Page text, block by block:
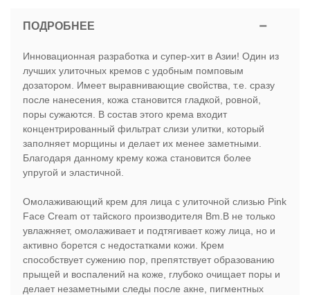
ПОДРОБНЕЕ
Инновационная разработка и супер-хит в Азии! Один из
лучших улиточных кремов с удобным помповым
дозатором. Имеет выравнивающие свойства, т.е. сразу
после нанесения, кожа становится гладкой, ровной,
поры сужаются. В состав этого крема входит
концентрированный фильтрат слизи улитки, который
заполняет морщины и делает их менее заметными.
Благодаря данному крему кожа становится более
упругой и эластичной.
Омолаживающий крем для лица с улиточной слизью Pink
Face Cream от тайского производителя Bm.B не только
увлажняет, омолаживает и подтягивает кожу лица, но и
активно борется с недостатками кожи. Крем
способствует сужению пор, препятствует образованию
прыщей и воспалений на коже, глубоко очищает поры и
делает незаметными следы после акне, пигментных